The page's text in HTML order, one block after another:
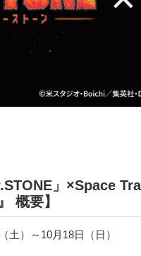
」×Space
概要】
）～10月18日（日）